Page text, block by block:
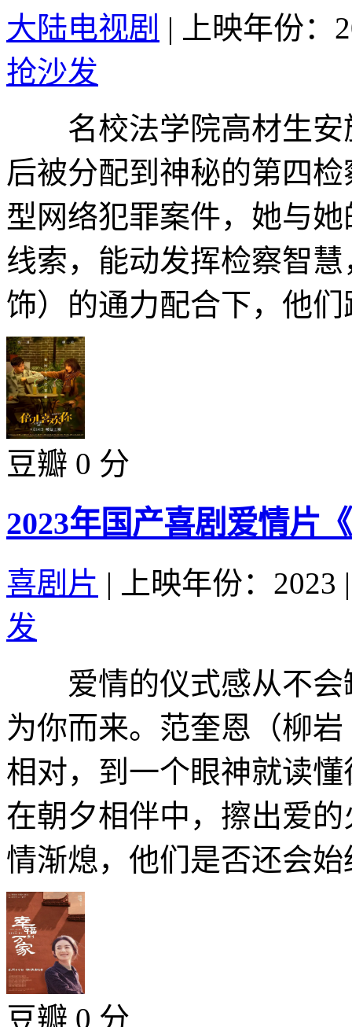
大陆电视剧 |
上映年份：
抢沙发
名校法学院高材生安
后被分配到神秘的第四
型网络犯罪案件，她与
线索，能动发挥检察智
饰）的通力配合下，他
豆瓣 0 分
2023年国产喜剧爱情片
喜剧片 | 上映年份：2023 |
发
爱情的仪式感从不会
为你而来。范奎恩（柳
相对，到一个眼神就读
在朝夕相伴中，擦出爱
情渐熄，他们是否还会
豆瓣 0 分